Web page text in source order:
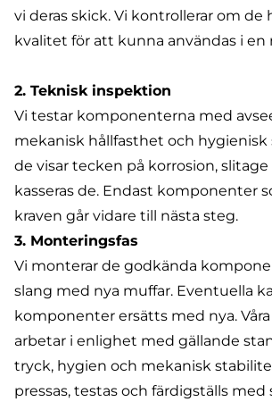
vi deras skick. Vi kontrollerar om de
kvalitet för att kunna användas i en
2. Teknisk inspektion
Vi testar komponenterna med
mekanisk hållfasthet och hygienisk
de visar tecken på korrosion,
kasseras de. Endast komponenter
kraven går vidare till nästa steg.
3. Monteringsfas
Vi monterar de godkända
slang med nya muffar. Eventuella
komponenter ersätts med nya.
arbetar i enlighet med gällande
tryck, hygien och mekanisk
pressas, testas och färdigställs med